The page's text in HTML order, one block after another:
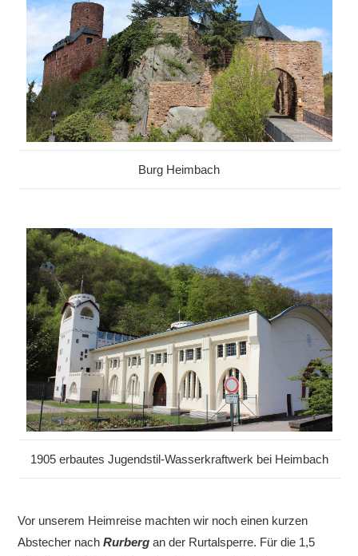
Burg Heimbach
1905 erbautes Jugendstil-Wasserkraftwerk bei Heimbach
Vor unserem Heimreise machten wir noch einen kurzen
Abstecher nachRurberg an der Rurtalsperre. Für die 1,5